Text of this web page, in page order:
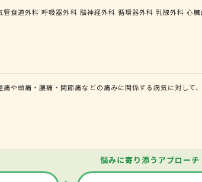
管食道外科 呼吸器外科 脳神経外科 循環器外科 乳腺外科 心
や頭痛・腰痛・関節痛などの痛みに関係する病気に対し
悩みに寄り添うアプローチ